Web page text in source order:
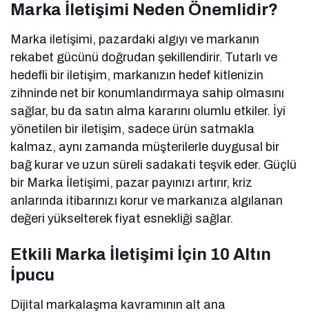
Marka İletişimi Neden Önemlidir?
Marka iletişimi, pazardaki algıyı ve markanın
rekabet gücünü doğrudan şekillendirir. Tutarlı ve
hedefli bir iletişim, markanızın hedef kitlenizin
zihninde net bir konumlandırmaya sahip olmasını
sağlar, bu da satın alma kararını olumlu etkiler. İyi
yönetilen bir iletişim, sadece ürün satmakla
kalmaz, aynı zamanda müşterilerle duygusal bir
bağ kurar ve uzun süreli sadakati teşvik eder. Güçlü
bir Marka İletişimi, pazar payınızı artırır, kriz
anlarında itibarınızı korur ve markanıza algılanan
değeri yükselterek fiyat esnekliği sağlar.
Etkili Marka İletişimi İçin 10 Altın
İpucu
Dijital markalaşma kavramının alt ana